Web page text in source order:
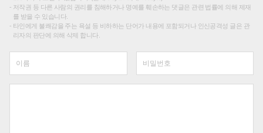
저작권 등 다른 사람의 권리를 침해하거나 명예를 훼손하는 댓글은 관련 법률에 의해 제재
를 받을 수 있습니다.
타인에게 불쾌감을 주는 욕설 등 비하하는 단어가 내용에 포함되거나 인신공격성 글은 관
리자의 판단에 의해 삭제 합니다.